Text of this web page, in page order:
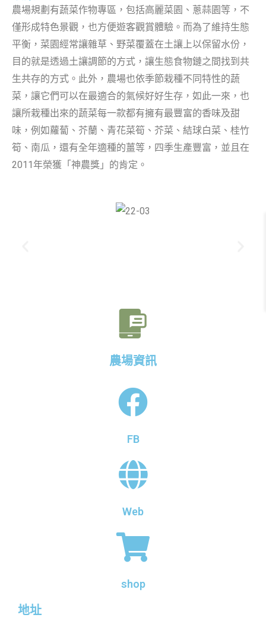
農場規劃有蔬菜作物專區，包括高麗菜園、蔥蒜園等，不
僅形成特色景觀，也方便遊客觀賞體驗。而為了維持生態
平衡，菜園經常讓雜草、野菜覆蓋在土讓上以保留水份，
目的就是透過土讓調節的方式，讓生態食物鏈之間找到共
生共存的方式。此外，農場也依季節栽種不同特性的蔬
菜，讓它們可以在最適合的氣候好好生存，如此一來，也
讓所栽種出來的蔬菜每一款都有擁有最豐富的香味及甜
味，例如蘿蔔、芥蘭、青花菜筍、芥菜、結球白菜、桂竹
筍、南瓜，還有全年適種的薑等，四季生產豐富，並且在
2011年榮獲「神農獎」的肯定。
農場資訊
地址
Web
shop
FB